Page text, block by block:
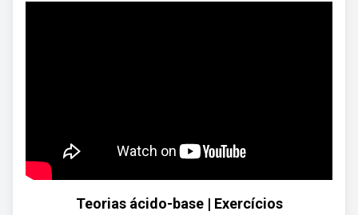
Teorias ácido-base | Exercícios